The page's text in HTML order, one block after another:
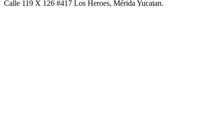
Calle 119 X 126 #417 Los Heroes, Mérida Yucatan.